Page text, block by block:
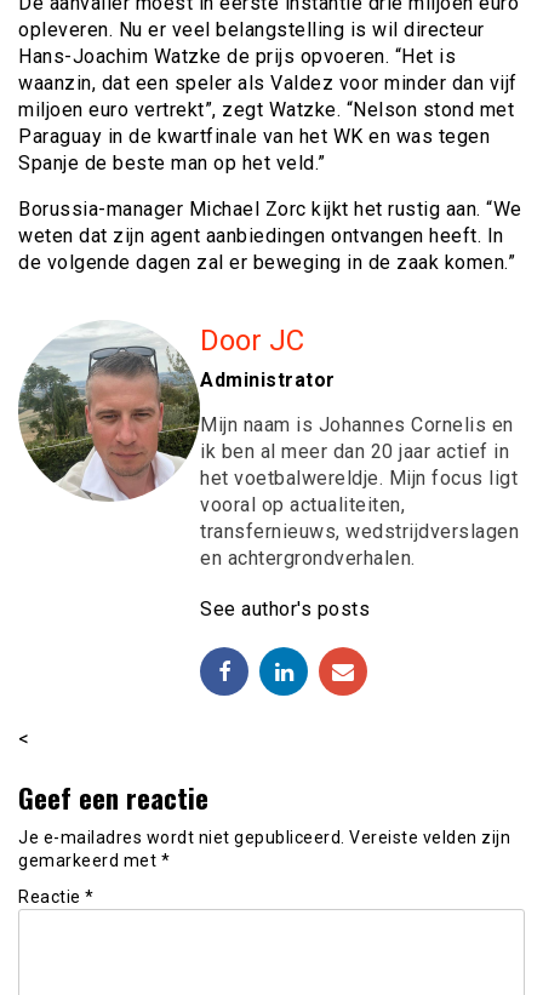
opleveren. Nu er veel belangstelling is wil directeur
Hans-Joachim Watzke de prijs opvoeren. “Het is
waanzin, dat een speler als Valdez voor minder dan vijf
miljoen euro vertrekt”, zegt Watzke. “Nelson stond met
Paraguay in de kwartfinale van het WK en was tegen
Spanje de beste man op het veld.”
Borussia-manager Michael Zorc kijkt het rustig aan. “We
weten dat zijn agent aanbiedingen ontvangen heeft. In
de volgende dagen zal er beweging in de zaak komen.”
Door JC
Administrator
Mijn naam is Johannes Cornelis en
ik ben al meer dan 20 jaar actief in
het voetbalwereldje. Mijn focus ligt
vooral op actualiteiten,
transfernieuws, wedstrijdverslagen
en achtergrondverhalen.
See author's posts
<
Geef een reactie
Je e-mailadres wordt niet gepubliceerd. Vereiste velden zijn
gemarkeerd met *
Reactie *